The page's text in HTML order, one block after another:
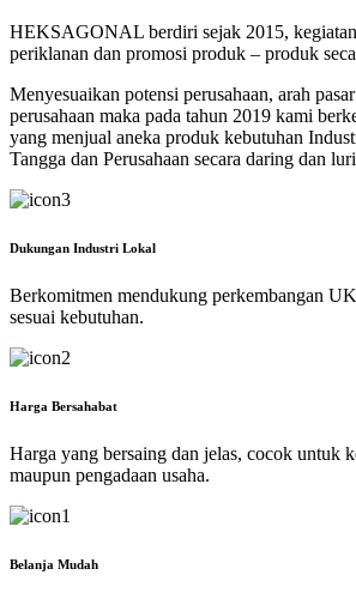
HEKSAGONAL berdiri sejak 2015,
periklanan dan promosi produk – produk
Menyesuaikan potensi perusahaan, arah
perusahaan maka pada tahun 2019 kami
yang menjual aneka produk kebutuhan
Tangga dan Perusahaan secara daring dan
Dukungan Industri Lokal
Berkomitmen mendukung perkembangan
sesuai kebutuhan.
Harga Bersahabat
Harga yang bersaing dan jelas, cocok untuk
maupun pengadaan usaha.
Belanja Mudah